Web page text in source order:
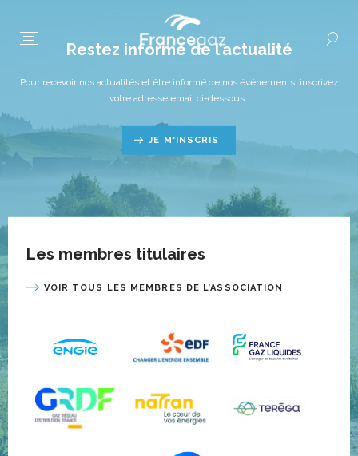
Restez informé de l’actualité
Pour recevoir nos actualités et être informé de nos événements, inscrivez
votre adresse email ci-dessous :
JE M'INSCRIS
Les membres titulaires
VOIR TOUS LES MEMBRES DE L’ASSOCIATION